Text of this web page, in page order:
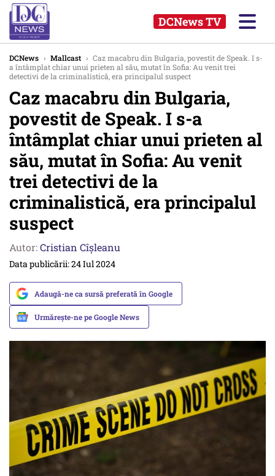
DCNews TV
DCNews › Mallcast › Caz macabru din Bulgaria, povestit de Speak. I s-
a întâmplat chiar unui prieten al său, mutat în Sofia: Au venit trei
detectivi de la criminalistică, era principalul suspect
Caz macabru din Bulgaria,
povestit de Speak. I s-a
întâmplat chiar unui prieten al
său, mutat în Sofia: Au venit
trei detectivi de la
criminalistică, era principalul
suspect
Autor:Cristian Cîșleanu
Data publicării: 24 Iul 2024
Adaugă-ne ca sursă preferată în Google
Urmărește-ne pe Google News